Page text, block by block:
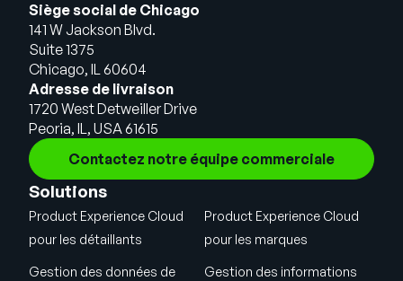
Siège social de Chicago
141 W Jackson Blvd.
Suite 1375
Chicago, IL 60604
Adresse de livraison
1720 West Detweiller Drive
Peoria, IL, USA 61615
Contactez notre équipe commerciale
Solutions
Product Experience Cloud
pour les détaillants
Product Experience Cloud
pour les marques
Gestion des données de
Gestion des informations